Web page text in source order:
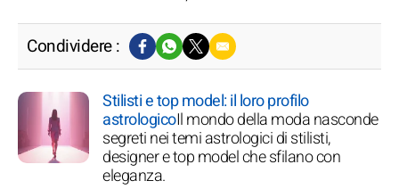
Condividere :
Stilisti e top model: il loro profilo
astrologicoIl mondo della moda nasconde
segreti nei temi astrologici di stilisti,
designer e top model che sfilano con
eleganza.